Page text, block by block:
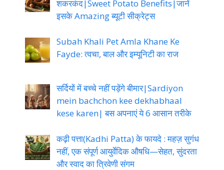
शकरकंद|Sweet Potato Benefits|जानें
इसके Amazing ब्यूटी सीक्रेट्स
Subah Khali Pet Amla Khane Ke
Fayde: त्वचा, बाल और इम्यूनिटी का राज
सर्दियों में बच्चे नहीं पड़ेंगे बीमार|Sardiyon
mein bachchon kee dekhabhaal
kese karen| बस अपनाएं ये 6 आसान तरीके
कढ़ी पत्ता(Kadhi Patta) के फायदे : महज़ सुगंध
नहीं, एक संपूर्ण आयुर्वेदिक औषधि—सेहत, सुंदरता
और स्वाद का त्रिवेणी संगम